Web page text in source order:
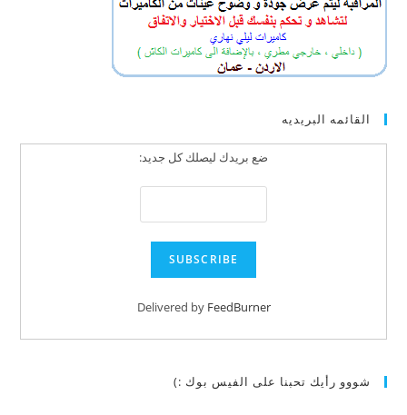
القائمه البريديه
ضع بريدك ليصلك كل جديد:
Delivered by FeedBurner
شووو رأيك تحبنا على الفيس بوك :)